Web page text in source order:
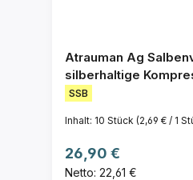
Atrauman Ag
silberhaltige
SSB
Inhalt: 10 Stück (2,69 € / 1
Regulärer Preis:
26,90 €
Netto: 22,61 €